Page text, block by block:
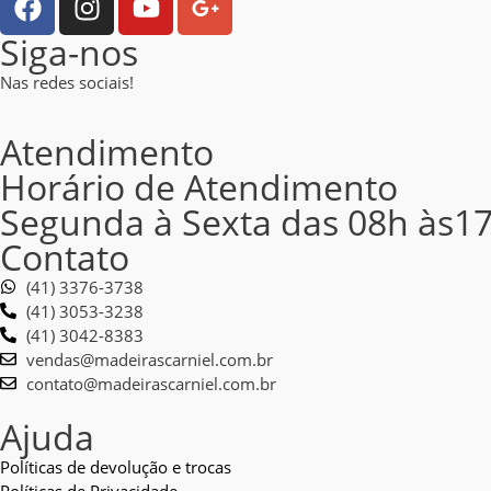
Siga-nos
Nas redes sociais!
Atendimento
Horário de Atendimento
Segunda à Sexta das 08h
Contato
(41) 3376-3738
(41) 3053-3238
(41) 3042-8383
vendas@madeirascarniel.com.br
contato@madeirascarniel.com.br
Ajuda
Políticas de devolução e trocas